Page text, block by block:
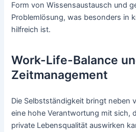
Form von Wissensaustausch und
Problemlösung, was besonders in
hilfreich ist.
Work-Life-Balance
Zeitmanagement
Die Selbstständigkeit bringt neben
eine hohe Verantwortung mit sich,
private Lebensqualität auswirken